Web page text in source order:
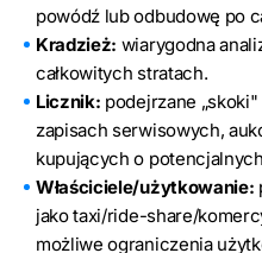
powódź lub odbudowę po
Kradzież: wiarygodna
całkowitych stratach.
Licznik: podejrzane
zapisach serwisowych,
kupujących o
Właściciele/użytkowanie:
jako taxi/ride-share/
możliwe ograniczenia